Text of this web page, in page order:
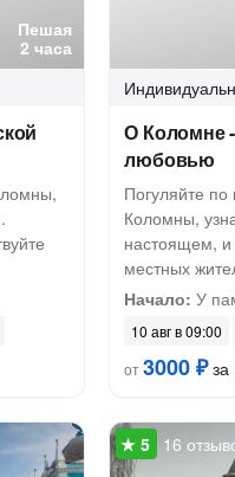
Пешая
2 часа
О Коломне
любовью
Погуляйте по
Коломны,
настоящем, и
местных
Начало: У
10 авг в 09:00
от3000 ₽за
16